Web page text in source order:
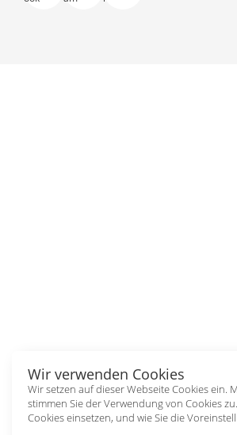
Wir verwenden Cookies
Wir setzen auf dieser Webseite Cookies ein.
stimmen Sie der Verwendung von Cookies
Cookies einsetzen, und wie Sie die